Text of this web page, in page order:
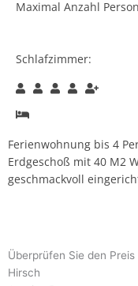
Maximal Anzahl
Schlafzimmer:
Ferienwohnung bis 4
Erdgeschoß mit 40 M2
geschmackvoll
Überprüfen Sie den
Hirsch